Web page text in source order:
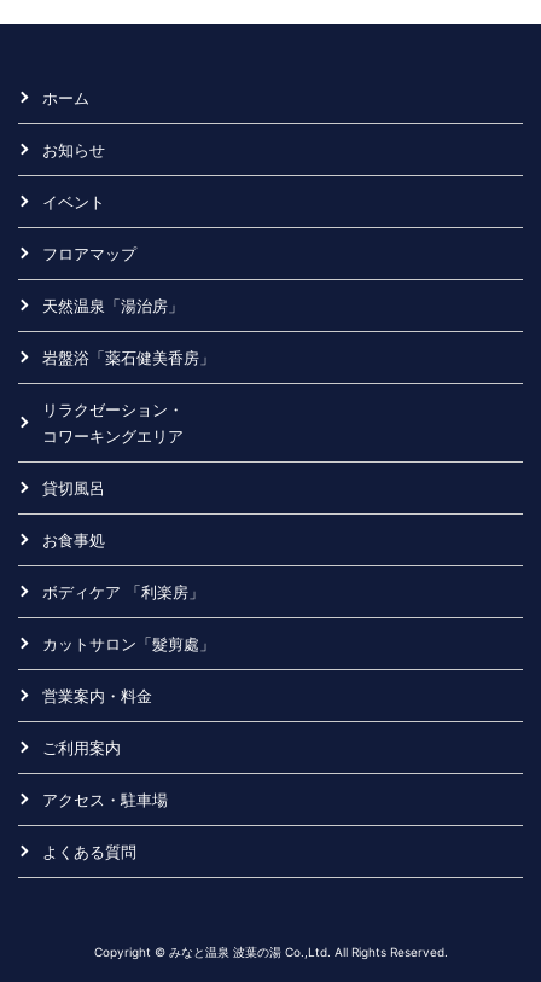
ホーム
お知らせ
イベント
フロアマップ
天然温泉「湯治房」
岩盤浴「薬石健美香房」
リラクゼーション・
コワーキングエリア
貸切風呂
お食事処
ボディケア 「利楽房」
カットサロン「髮剪處」
営業案内・料金
ご利用案内
アクセス・駐車場
よくある質問
Copyright © みなと温泉 波葉の湯 Co.,Ltd. All Rights Reserved.